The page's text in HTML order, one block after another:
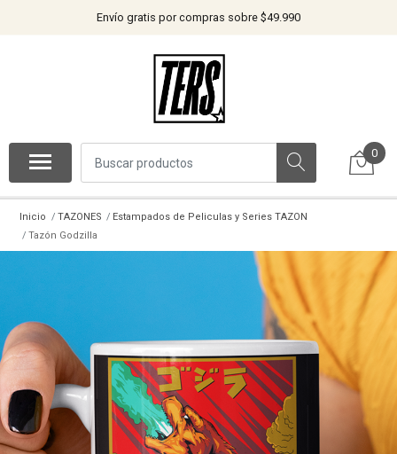
Envío gratis por compras sobre $49.990
0
Inicio TAZONES
Estampados de Peliculas y Series TAZON
Tazón Godzilla